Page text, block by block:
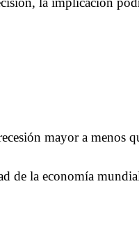
mayor a menos
de la economía